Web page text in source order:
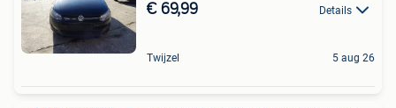
€ 69,99 Details
Twijzel 5 aug 26